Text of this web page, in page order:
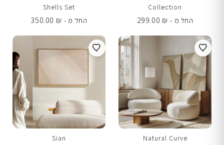
Collection
החל מ -
299.00 ₪
Shells Set
החל מ -
350.00 ₪
Natural Curve
Sian